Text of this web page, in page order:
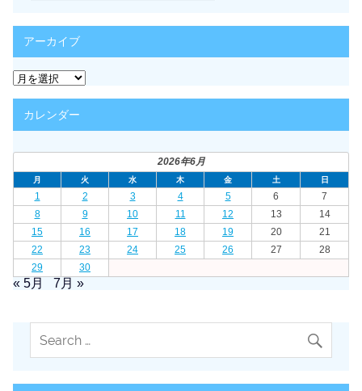
リ
ー
アーカイブ
ア
ー
カ
イ
ブ
カレンダー
2026年6月
月 火 水 木 金 土 日
1 2 3 4 5 6
7
8
9 10 11 12 13
14
15
16 17 18 19 20
21
22
23 24 25 26 27
28
29
30
« 5月 7月 »